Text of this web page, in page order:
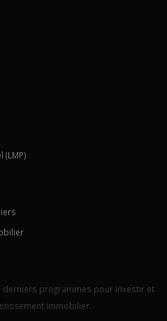
derniers programmes pour investir et
immobilier.